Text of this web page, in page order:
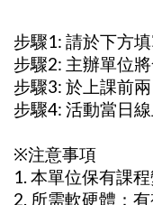
步驟1: 請於下方
步驟2: 主辦單位
步驟3: 於上課前
步驟4: 活動當日
※注意事項
1. 本單位保有課
2. 所需軟硬體：